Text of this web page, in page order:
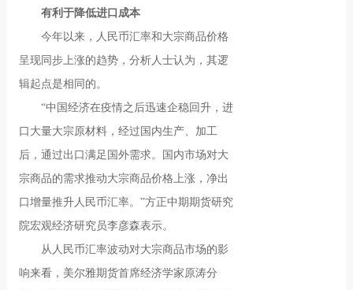
有利于降低进口成本
今年以来，人民币汇率和大宗商品价格
呈现同步上涨的趋势，分析人士认为，其逻
辑起点是相同的。
“中国经济在疫情之后迅速企稳回升，进
口大量大宗原材料，经过国内生产、加工
后，通过出口满足国外需求。国内市场对大
宗商品的需求推动大宗商品价格上涨，净出
口增量推升人民币汇率。”方正中期期货研究
院宏观经济研究员李彦森表示。
从人民币汇率波动对大宗商品市场的影
响来看，美尔雅期货首席经济学家原涛分